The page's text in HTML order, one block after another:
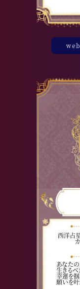
web
西洋占星
あなたの
生きる
幸運を掴
願いを叶